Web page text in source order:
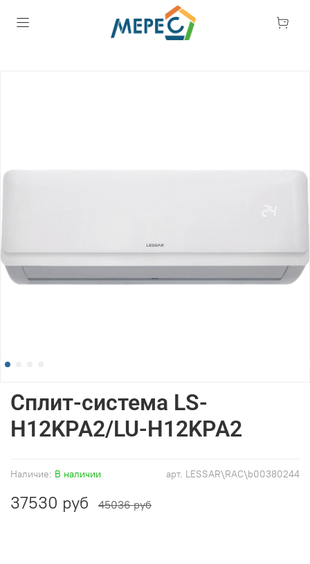
арт. LESSAR\RAC\b00380244
Наличие: В наличии
Сплит-система LS-
H12KPA2/LU-H12KPA2
37530 руб 45036 руб